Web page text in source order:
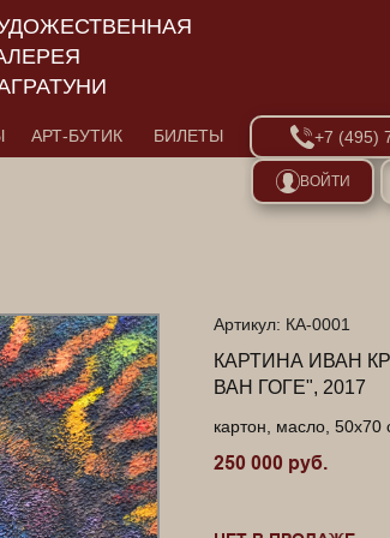
АРТ-БУТИК БИЛЕТЫ +7 (495)
ВОЙТИ
Артикул: КА-0001
КАРТИНА ИВАН
ВАН ГОГЕ", 2017
картон, масло, 50х70
250 000 руб.